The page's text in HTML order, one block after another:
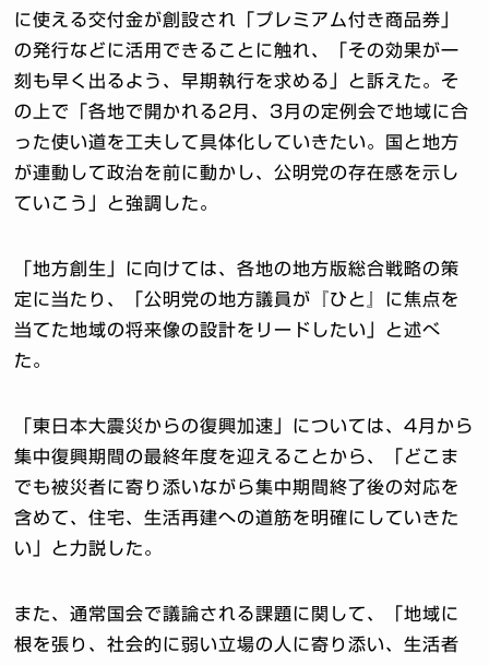
に使える交付金が創設され「プレミアム付き商品券」
の発行などに活用できることに触れ、「その効果が一
刻も早く出るよう、早期執行を求める」と訴えた。そ
の上で「各地で開かれる2月、3月の定例会で地域に合
った使い道を工夫して具体化していきたい。国と地方
が連動して政治を前に動かし、公明党の存在感を示し
ていこう」と強調した。
「地方創生」に向けては、各地の地方版総合戦略の策
定に当たり、「公明党の地方議員が『ひと』に焦点を
当てた地域の将来像の設計をリードしたい」と述べ
た。
「東日本大震災からの復興加速」については、4月から
集中復興期間の最終年度を迎えることから、「どこま
でも被災者に寄り添いながら集中期間終了後の対応を
含めて、住宅、生活再建への道筋を明確にしていきた
い」と力説した。
また、通常国会で議論される課題に関して、「地域に
根を張り、社会的に弱い立場の人に寄り添い、生活者